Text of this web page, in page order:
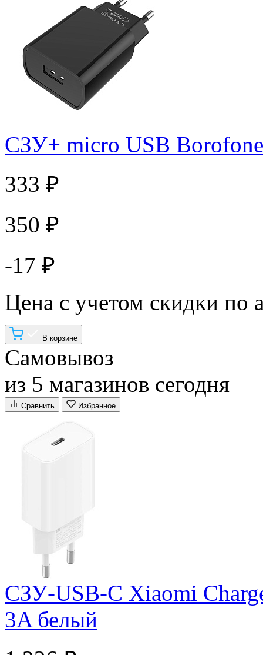
СЗУ+ micro USB
333 ₽
350 ₽
-17 ₽
Цена с учетом скидки по
В корзине
Самовывоз
из 5 магазинов сегодня
Сравнить Избранное
СЗУ-USB-C Xiaomi
3A белый